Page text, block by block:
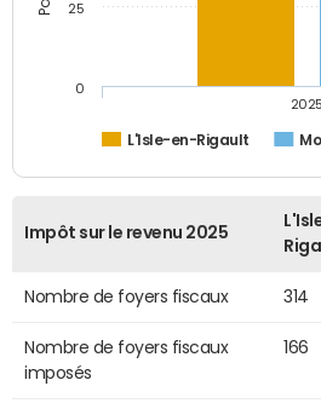
L'Isle-en-Rigault
2025
0
25
Impôt sur le revenu 2025
Nombre de foyers fiscaux 314
Nombre de foyers fiscaux
imposés
166